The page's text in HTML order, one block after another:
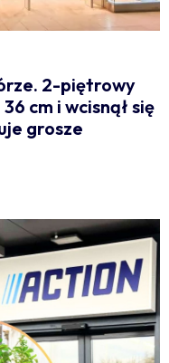
2-piętrowy
cm i wcisnął się
grosze